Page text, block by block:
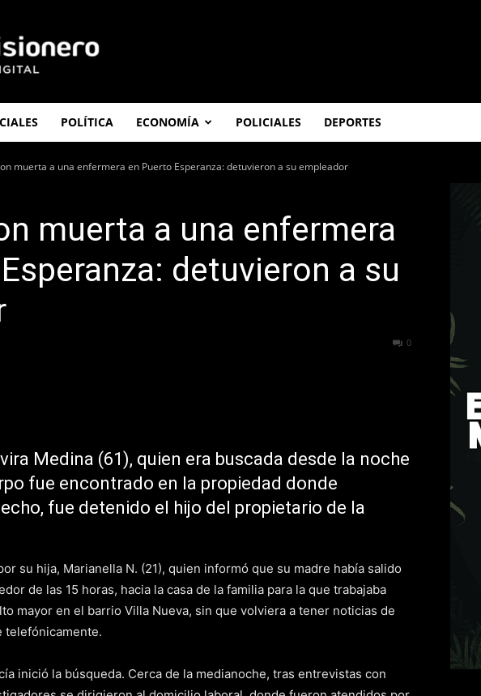
POLÍTICA ECONOMÍA POLICIALES DEPORTES
muerta a una enfermera en Puerto Esperanza: detuvieron a su empleador
muerta a una enfermera
detuvieron a su
0
Medina (61), quien era buscada desde la noche
fue encontrado en la propiedad donde
fue detenido el hijo del propietario de la
su hija, Marianella N. (21), quien informó que su madre había salido
de las 15 horas, hacia la casa de la familia para la que trabajaba
mayor en el barrio Villa Nueva, sin que volviera a tener noticias de
telefónicamente.
inició la búsqueda. Cerca de la medianoche, tras entrevistas con